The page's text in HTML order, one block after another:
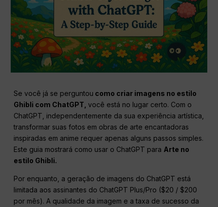
Se você já se perguntou como criar imagens no estilo
Ghibli com ChatGPT ,você está no lugar certo. Com o
ChatGPT, independentemente da sua experiência artística,
transformar suas fotos em obras de arte encantadoras
inspiradas em anime requer apenas alguns passos simples.
Este guia mostrará como usar o ChatGPT para Arte no
estilo Ghibli.
Por enquanto, a geração de imagens do ChatGPT está
limitada aos assinantes do ChatGPT Plus/Pro ($20 / $200
por mês). A qualidade da imagem e a taxa de sucesso da